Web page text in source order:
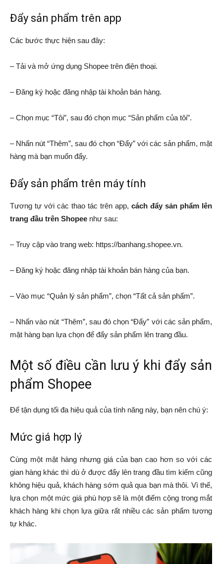
Đẩy sản phẩm trên app
Các bước thực hiện sau đây:
– Tải và mở ứng dụng Shopee trên điện thoại.
– Đăng ký hoặc đăng nhập tài khoản bán hàng.
– Chọn mục “Tôi”, sau đó chọn mục “Sản phẩm của tôi”.
– Nhấn nút “Thêm”, sau đó chọn “Đẩy” với các sản phẩm, mặt
hàng mà bạn muốn đẩy.
Đẩy sản phẩm trên máy tính
Tương tự với các thao tác trên app, cách đẩy sản phẩm lên
trang đầu trên Shopee như sau:
– Truy cập vào trang web: https://banhang.shopee.vn.
– Đăng ký hoặc đăng nhập tài khoản bán hàng của bạn.
– Vào mục “Quản lý sản phẩm”, chọn “Tất cả sản phẩm”.
– Nhấn vào nút “Thêm”, sau đó chọn “Đẩy” với các sản phẩm,
mặt hàng bạn lựa chọn để đẩy sản phẩm lên trang đầu.
Một số điều cần lưu ý khi đẩy sản
phẩm Shopee
Để tận dụng tối đa hiệu quả của tính năng này, bạn nên chú ý:
Mức giá hợp lý
Cùng một mặt hàng nhưng giá của bạn cao hơn so với các
gian hàng khác thì dù ở được đẩy lên trang đầu tìm kiếm cũng
không hiệu quả, khách hàng sớm quả qua bạn mà thôi. Vì thế,
lựa chọn một mức giá phù hợp sẽ là một điểm cộng trong mắt
khách hàng khi chọn lựa giữa rất nhiều các sản phẩm tương
tự khác.